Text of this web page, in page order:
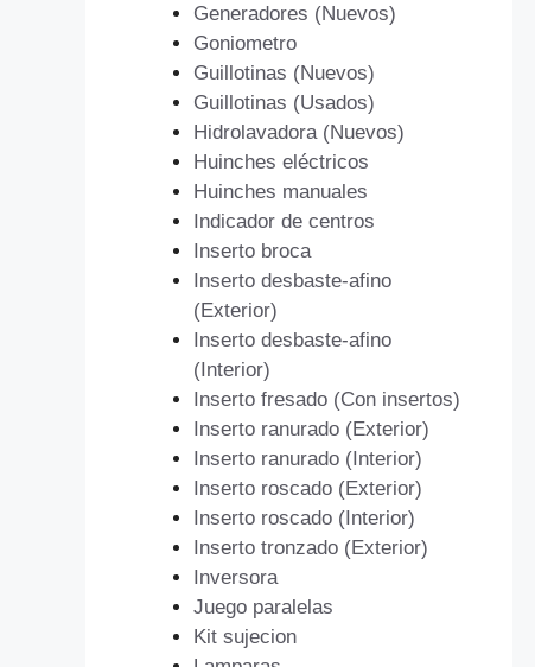
Generadores (Nuevos)
Goniometro
Guillotinas (Nuevos)
Guillotinas (Usados)
Hidrolavadora (Nuevos)
Huinches eléctricos
Huinches manuales
Indicador de centros
Inserto broca
Inserto desbaste-afino
(Exterior)
Inserto desbaste-afino
(Interior)
Inserto fresado (Con insertos)
Inserto ranurado (Exterior)
Inserto ranurado (Interior)
Inserto roscado (Exterior)
Inserto roscado (Interior)
Inserto tronzado (Exterior)
Inversora
Juego paralelas
Kit sujecion